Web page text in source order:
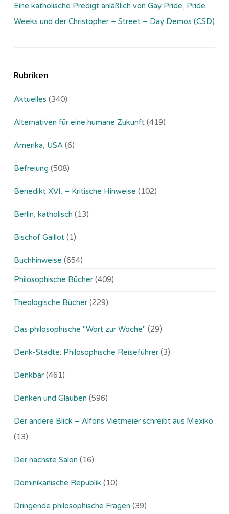
Eine katholische Predigt anläßlich von Gay Pride, Pride
Weeks und der Christopher – Street – Day Demos (CSD)
Rubriken
Aktuelles (340)
Alternativen für eine humane Zukunft (419)
Amerika, USA (6)
Befreiung (508)
Benedikt XVI. – Kritische Hinweise (102)
Berlin, katholisch (13)
Bischof Gaillot (1)
Buchhinweise (654)
Philosophische Bücher (409)
Theologische Bücher (229)
Das philosophische "Wort zur Woche" (29)
Denk-Städte: Philosophische Reiseführer (3)
Denkbar (461)
Denken und Glauben (596)
Der andere Blick – Alfons Vietmeier schreibt aus Mexiko
(13)
Der nächste Salon (16)
Dominikanische Republik (10)
Dringende philosophische Fragen (39)